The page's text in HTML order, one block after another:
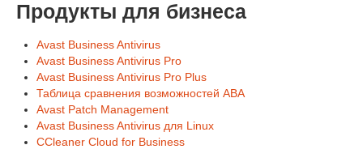
Продукты для бизнеса
Avast Business Antivirus
Avast Business Antivirus Pro
Avast Business Antivirus Pro Plus
Таблица сравнения возможностей ABA
Avast Patch Management
Avast Business Antivirus для Linux
CCleaner Cloud for Business